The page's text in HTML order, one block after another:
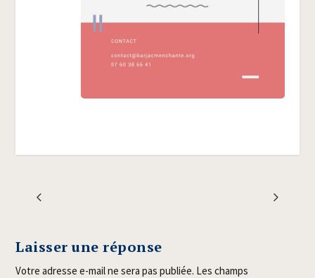
Laisser une réponse
Votre adresse e-mail ne sera pas publiée. Les champs